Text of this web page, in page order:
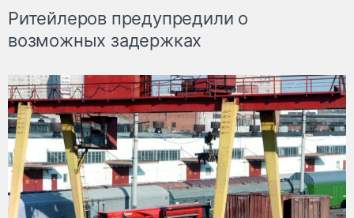
Ритейлеров предупредили о
возможных задержках